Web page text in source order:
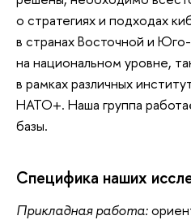
о стратегиях и подходах
в странах Восточной и
на национальном уровне,
в рамках различных
НАТО+. Наша группа
базы.
Специфика наших
Прикладная работа: